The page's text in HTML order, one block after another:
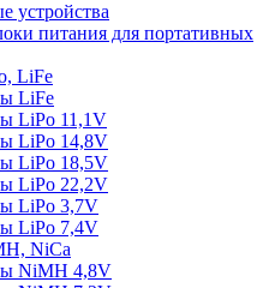
устройства
питания для портативных
LiFe
LiFe
LiPo 11,1V
LiPo 14,8V
LiPo 18,5V
LiPo 22,2V
LiPo 3,7V
LiPo 7,4V
NiCa
NiMH 4,8V